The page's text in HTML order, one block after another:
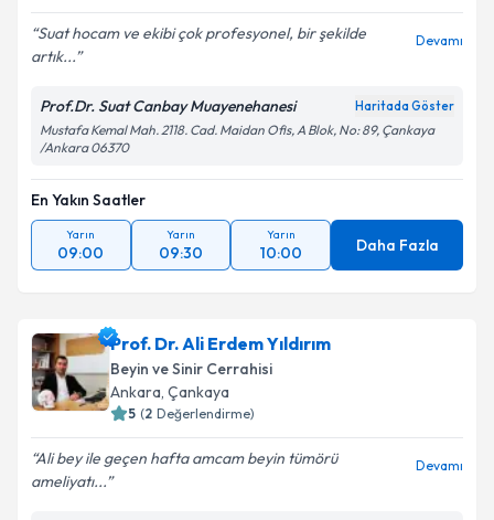
Suat hocam ve ekibi çok profesyonel, bir şekilde
artık...
Devamı
Prof.Dr. Suat Canbay Muayenehanesi Haritada Göster
Mustafa Kemal Mah. 2118. Cad. Maidan Ofis, A Blok, No: 89, Çankaya
/Ankara 06370
En Yakın Saatler
Yarın
09:00
Yarın
09:30
Yarın
10:00 Daha Fazla
Prof. Dr. Ali Erdem Yıldırım
Beyin ve Sinir Cerrahisi
Ankara, Çankaya
5 (2 Değerlendirme)
Ali bey ile geçen hafta amcam beyin tümörü
ameliyatı...
Devamı